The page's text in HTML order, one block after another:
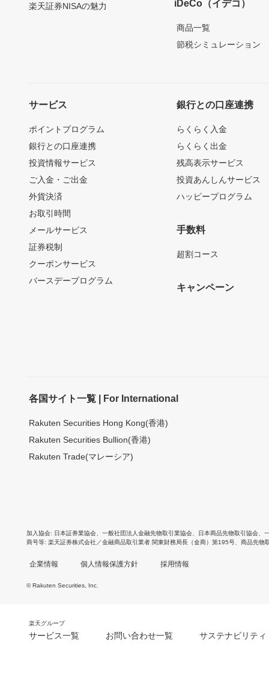
楽天証券NISAの魅力 iDeCo（イデコ）
商品一覧
節税シミュレーション
サービス
ポイントプログラム
銀行との口座連携
投資情報サービス
ご入金・ご出金
外貨決済
お取引時間
メールサービス
証券税制
クーポンサービス
バースデープログラム
銀行との口座連携
らくらく入金
らくらく出金
残高表示サービス
投資あんしんサービス
ハッピープログラム
手数料
超割コース
キャンペーン
各国サイト一覧 | For International
Rakuten Securities Hong Kong(香港)
Rakuten Securities Bullion(香港)
Rakuten Trade(マレーシア)
加入協会 日本証券業協会 一般社団法人金融先物取引業協会 日本商品先物取引協会
商号等 楽天証券株式会社／金融商品取引業者 関東財務局長（金商）第195号、商品先物
企業情報 個人情報保護方針 採用情報
© Rakuten Securities, Inc.
楽天グループ
サービス一覧 お問い合わせ一覧 サステナビリティ